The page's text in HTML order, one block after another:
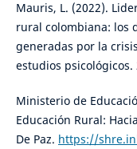
Mauris, L. (2022).
rural colombiana: los
generadas por la
estudios psicológicos.
Ministerio de
Educación Rural:
De Paz. https://